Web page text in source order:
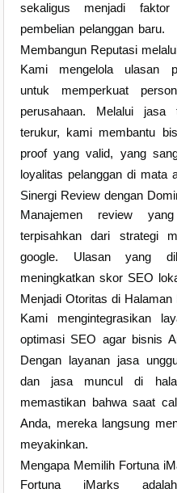
sekaligus menjadi
pembelian pelanggan baru.
Membangun Reputasi
Kami mengelola ulasan
untuk memperkuat
perusahaan. Melalui
terukur, kami membantu
proof yang valid, yang
loyalitas pelanggan di mata
Sinergi Review dengan
Manajemen review
terpisahkan dari strategi
google. Ulasan yang
meningkatkan skor SEO
Menjadi Otoritas di Halaman
Kami mengintegrasikan
optimasi SEO agar bisnis
Dengan layanan jasa
dan jasa muncul di
memastikan bahwa saat
Anda, mereka langsung
meyakinkan.
Mengapa Memilih Fortuna
Fortuna iMarks